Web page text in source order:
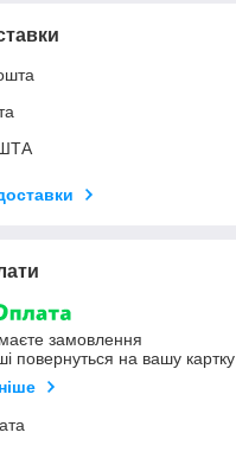
замовлення
повернуться на вашу картку